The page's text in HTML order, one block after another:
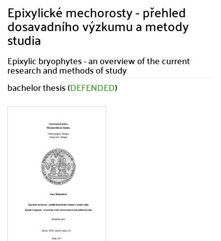
Epixylické mechorosty - přehled
dosavadního výzkumu a metody
studia
Epixylic bryophytes - an overview of the current
research and methods of study
bachelor thesis (DEFENDED)